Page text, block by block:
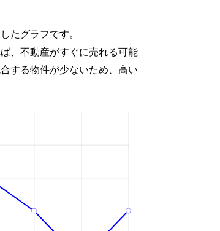
たグラフです。
、不動産がすぐに売れる可能
する物件が少ないため、高い